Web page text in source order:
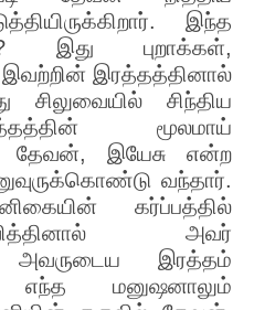
இந்த
இது புறாக்கள்,
இரத்தத்தினால்
சிலுவையில் சிந்திய
மூலமாய்
தேவன், இயேசு என்ற
வந்தார்.
கர்ப்பத்தில்
அவர்
அவருடைய இரத்தம்
எந்த மனுஷனாலும்